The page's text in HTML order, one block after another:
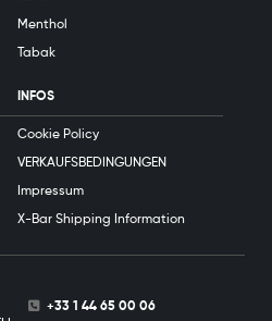
+33 1 44 65 00 06
Menthol
Tabak
INFOS
Cookie Policy
VERKAUFSBEDINGUNGEN
Impressum
X-Bar Shipping Information